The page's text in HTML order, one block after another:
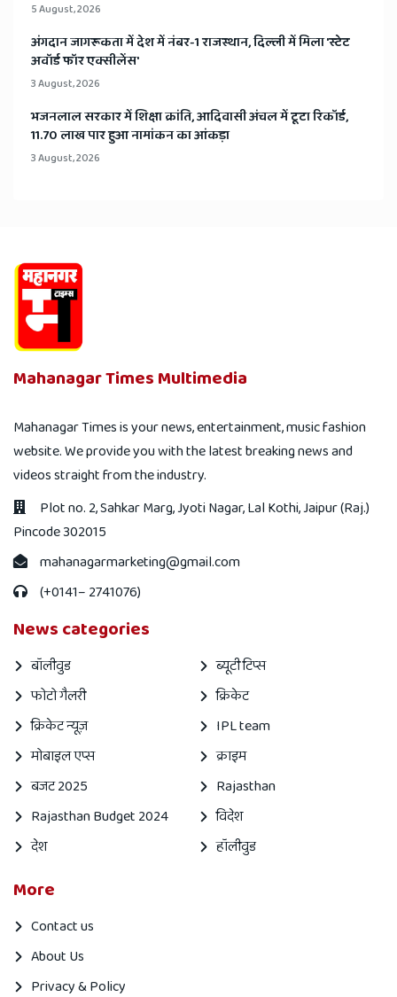
5 August, 2026
अंगदान जागरूकता में देश में नंबर-1 राजस्थान, दिल्ली में मिला 'स्टेट
अवॉर्ड फॉर एक्सीलेंस'
3 August, 2026
भजनलाल सरकार में शिक्षा क्रांति, आदिवासी अंचल में टूटा रिकॉर्ड,
11.70 लाख पार हुआ नामांकन का आंकड़ा
3 August, 2026
Mahanagar Times Multimedia
Mahanagar Times is your news, entertainment, music fashion
website. We provide you with the latest breaking news and
videos straight from the industry.
Plot no. 2, Sahkar Marg, Jyoti Nagar, Lal Kothi, Jaipur (Raj.)
Pincode 302015
mahanagarmarketing@gmail.com
(+0141– 2741076)
News categories
बॉलीवुड
ब्यूटी टिप्स
फोटो गैलरी
क्रिकेट
क्रिकेट न्यूज़
IPL team
मोबाइल एप्स
क्राइम
बजट 2025
Rajasthan
Rajasthan Budget 2024
विदेश
देश
हॉलीवुड
More
Contact us
About Us
Privacy & Policy